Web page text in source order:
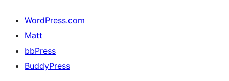
WordPress.com
Matt
bbPress
BuddyPress